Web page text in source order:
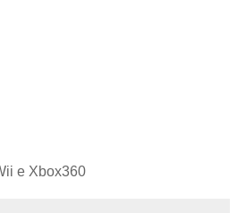
e Xbox360